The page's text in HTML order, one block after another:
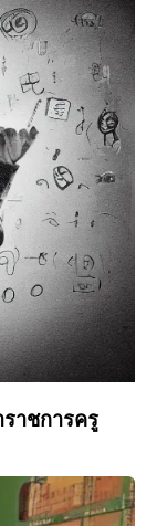
าชการครู